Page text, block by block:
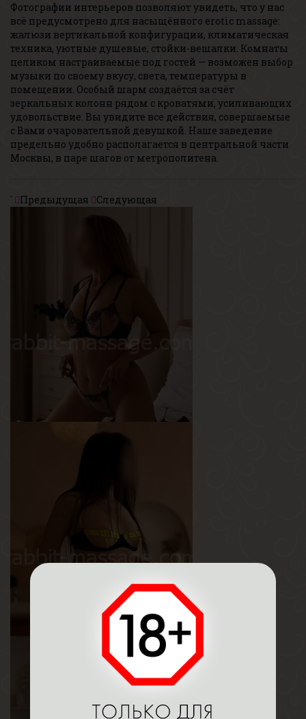
Фотографии интерьеров позволяют увидеть, что у нас
всё предусмотрено для насыщённого erotic massage:
жалюзи вертикальной конфигурации, климатическая
техника, уютные душевые, стойки-вешалки. Комнаты
целиком настраиваемые под гостей — возможен выбор
музыки по своему вкусу, света, температуры в
помещении. Особый шарм создаётся за счёт
зеркальных колонн рядом с кроватями, усиливающих
удовольствие. Вы увидите все действия, совершаемые
с Вами очаровательной девушкой. Наше заведение
предельно удобно располагается в центральной части
Москвы, в паре шагов от метрополитена.
` Предыдущая Следующая